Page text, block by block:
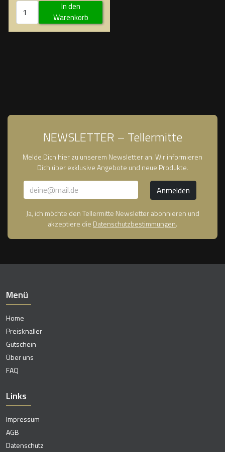
In den
Warenkorb
NEWSLETTER – Tellermitte
Melde Dich hier zu unserem Newsletter an. Wir informieren
Dich über exklusive Angebote und neue Produkte.
Ja, ich möchte den Tellermitte Newsletter abonnieren und
akzeptiere die Datenschutzbestimmungen.
Menü
Home
Preisknaller
Gutschein
Über uns
FAQ
Links
Impressum
AGB
Datenschutz